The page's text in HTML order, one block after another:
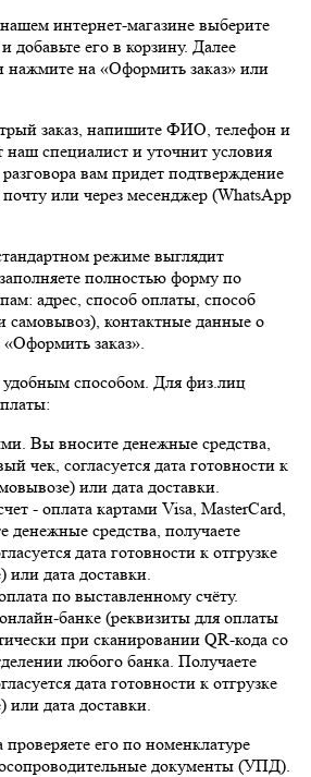
интернет-магазине выберите
добавьте его в корзину. Далее
нажмите на «Оформить заказ» или
заказ, напишите ФИО, телефон и
наш специалист и уточнит условия
разговора вам придет подтверждение
или через месенджер (WhatsApp
режиме выглядит
полностью форму по
адрес, способ оплаты, способ
самовывоз), контактные данные о
заказ».
способом. Для физ.лиц
Вы вносите денежные средства,
чек, согласуется дата готовности к
или дата доставки.
- оплата картами Visa, MasterCard,
средства, получаете
дата готовности к отгрузке
дата доставки.
по выставленному счёту.
банке (реквизиты для оплаты
при сканировании QR-кода со
любого банка. Получаете
дата готовности к отгрузке
дата доставки.
его по номенклатуре
документы (УПД).